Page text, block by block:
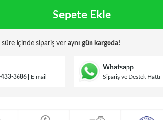
Sepete Ekle
süre içinde sipariş ver aynı gün kargoda!
433-3686 E-mail
Whatsapp
Sipariş ve Destek Hattı